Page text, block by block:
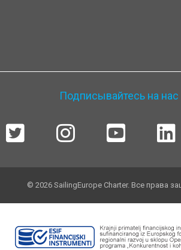
Подписывайтесь на нас
© 2026 SailingEurope Charter. Все права